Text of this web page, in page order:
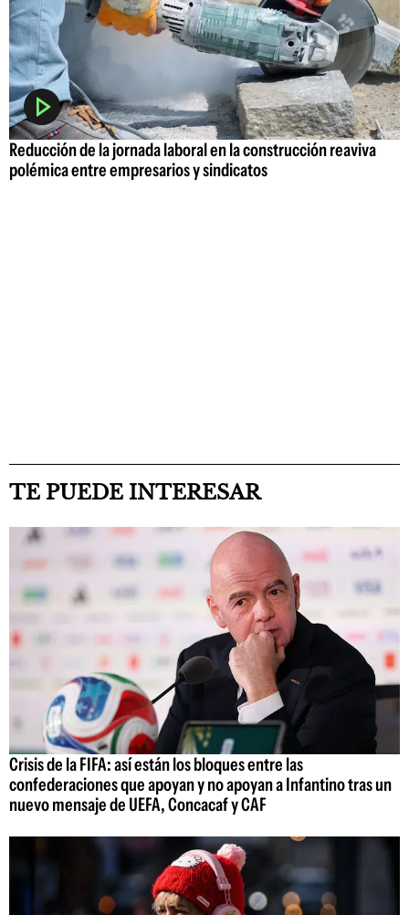
Reducción de la jornada laboral en la construcción reaviva
polémica entre empresarios y sindicatos
TE PUEDE INTERESAR
Crisis de la FIFA: así están los bloques entre las
confederaciones que apoyan y no apoyan a Infantino tras un
nuevo mensaje de UEFA, Concacaf y CAF